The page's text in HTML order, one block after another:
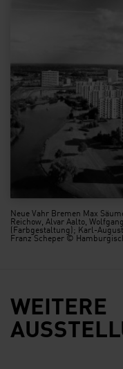
Neue Vahr Bremen Max
Reichow, Alvar Aalto,
(Farbgestaltung); Karl-
Franz Scheper ©
WEITERE